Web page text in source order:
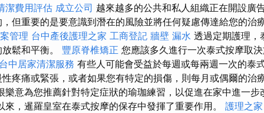
潔費用評估 成立公司 越來越多的公共和私人組織正在開設廣
但重要的是要意識到潛在的風險並將任何疑慮傳達給您的治
管理 台中產後護理之家 工商登記 牆壁 漏水 透過定期護理，
鬆和平衡。 豐原脊椎矯正 您應該多久進行一次泰式按摩取
台中居家清潔服務 有些人可能會受益於每週或每兩週一次的泰
疼痛或緊張，或者如果您有特定的損傷，則每月或偶爾的治
意為您推薦針對特定症狀的瑜珈練習，以促進在家中進一步
來，暹羅皇室在泰式按摩的保存中發揮了重要作用。 護理之